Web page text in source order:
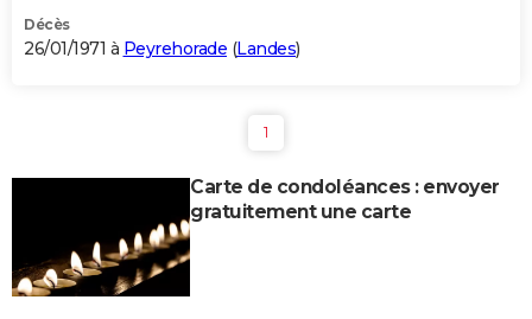
Décès
26/01/1971 à Peyrehorade (Landes)
1
Carte de condoléances : envoyer
gratuitement une carte